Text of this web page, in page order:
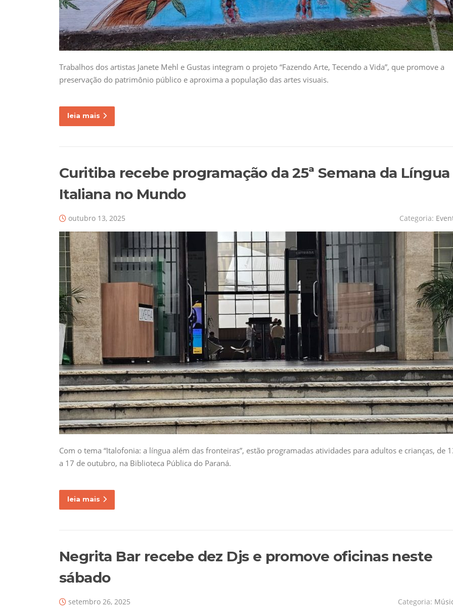
Trabalhos dos artistas Janete Mehl e Gustas integram o projeto “Fazendo Arte, Tecendo a Vida”, que promove a
preservação do patrimônio público e aproxima a população das artes visuais.
leia mais
Curitiba recebe programação da 25ª Semana da Língua
Italiana no Mundo
outubro 13, 2025 Categoria:
Com o tema “Italofonia: a língua além das fronteiras”, estão programadas atividades para adultos e crianças, de
a 17 de outubro, na Biblioteca Pública do Paraná.
leia mais
Negrita Bar recebe dez Djs e promove oficinas neste
sábado
setembro 26, 2025 Categoria: